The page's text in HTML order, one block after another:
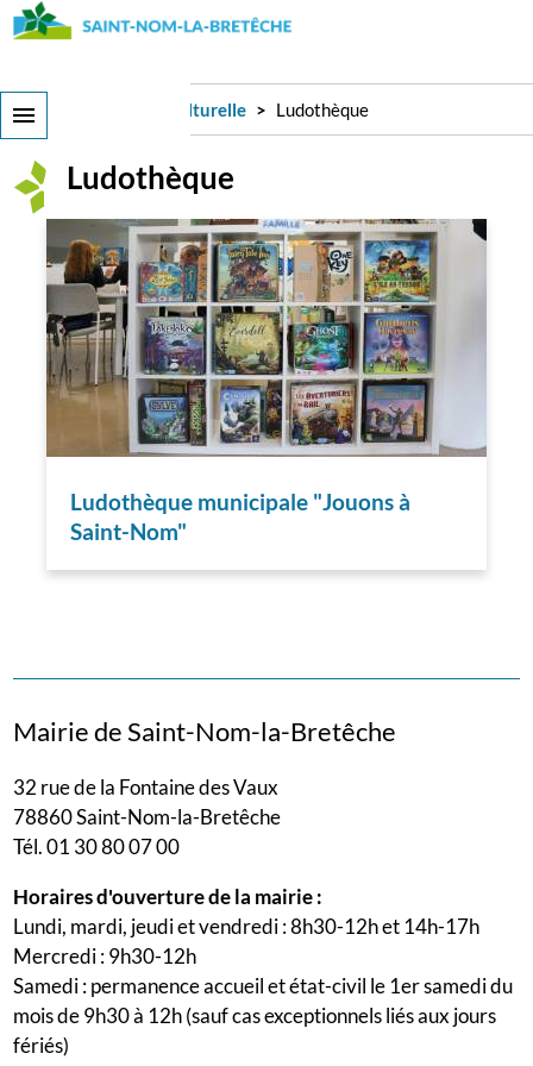
Aller
principal
Ça bouge ! Vie culturelle Ludothèque
Ludothèque
Ludothèque municipale "Jouons à
Saint-Nom"
Mairie de Saint-Nom-la-Bretêche
32 rue de la Fontaine des Vaux
78860 Saint-Nom-la-Bretêche
Tél. 01 30 80 07 00
Horaires d'ouverture de la mairie :
Lundi, mardi, jeudi et vendredi : 8h30-12h et 14h-17h
Mercredi : 9h30-12h
Samedi : permanence accueil et état-civil le 1er samedi du
mois de 9h30 à 12h (sauf cas exceptionnels liés aux jours
fériés)